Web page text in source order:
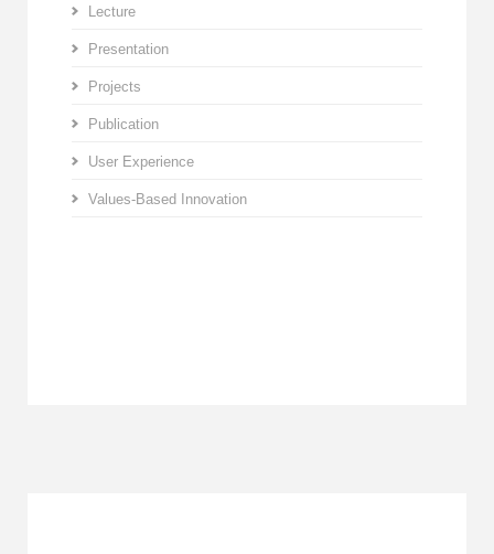
Lecture
Presentation
Projects
Publication
User Experience
Values-Based Innovation